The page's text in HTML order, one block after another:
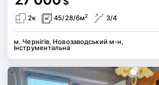
2к 45/28/6м2 3/4
м. Чернігів, Новозаводський м-н,
Інструментальна